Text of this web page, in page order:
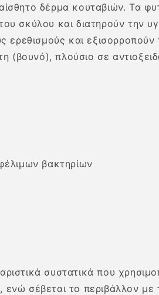
δέρμα κουταβιών. Τα
σκύλου και διατηρούν την
και εξισορροπούν
(βουνό), πλούσιο σε
βακτηρίων
συστατικά που
σέβεται το περιβάλλον